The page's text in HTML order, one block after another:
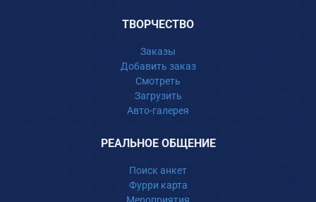
ТВОРЧЕСТВО
Заказы
Добавить заказ
Смотреть
Загрузить
Авто-галерея
РЕАЛЬНОЕ ОБЩЕНИЕ
Поиск анкет
Фурри карта